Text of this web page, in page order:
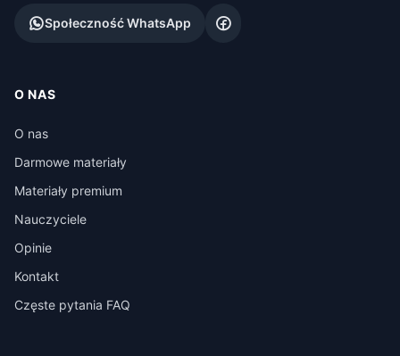
Społeczność WhatsApp
O NAS
O nas
Darmowe materiały
Materiały premium
Nauczyciele
Opinie
Kontakt
Częste pytania FAQ